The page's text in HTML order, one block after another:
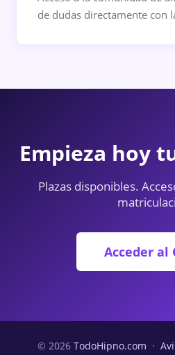
de dudas directamente con
Empieza hoy
Plazas disponibles.
Acceder al
© 2026 TodoHipno.com ·